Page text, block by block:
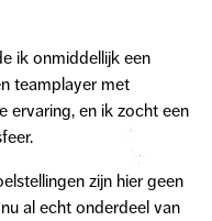
ik onmiddellijk een
teamplayer met
ervaring, en ik zocht een
zijn hier geen
al echt onderdeel van